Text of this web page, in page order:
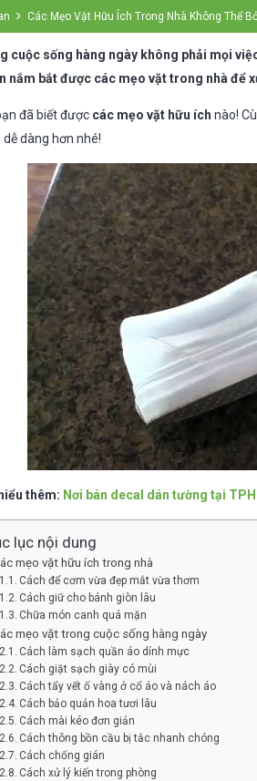
Các Mẹo Vặt Hữu Ích Trong Nhà Không Thể
cuộc sống hàng ngày không phải mọi
nắm bắt được các mẹo vặt trong nhà để
đã biết được các mẹo vặt hữu ích nào!
dàng hơn nhé!
thêm: Nơi bán decal dán tường tại
lục nội dung
mẹo vặt hữu ích trong nhà
Cách để cơm vừa đẹp mắt vừa thơm
Cách giữ cho bánh giòn lâu
Chữa món canh quá mặn
mẹo vặt trong cuộc sống hàng ngày
Cách làm sạch quần áo dính mực
Cách giặt sạch giày có mùi
Cách tẩy vết ố vàng ở cổ áo và nách áo
Cách bảo quản hoa tươi lâu
Cách mài kéo đơn giản
Cách thông bồn cầu bị tắc nhanh chóng
Cách chống gián
Cách xử lý kiến trong phòng